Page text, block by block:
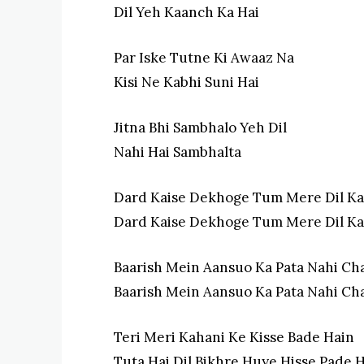
Dil Yeh Kaanch Ka Hai
Par Iske Tutne Ki Awaaz Na
Kisi Ne Kabhi Suni Hai
Jitna Bhi Sambhalo Yeh Dil
Nahi Hai Sambhalta
Dard Kaise Dekhoge Tum Mere Dil Ka
Dard Kaise Dekhoge Tum Mere Dil Ka
Baarish Mein Aansuo Ka Pata Nahi
Baarish Mein Aansuo Ka Pata Nahi
Teri Meri Kahani Ke Kisse Bade Hain